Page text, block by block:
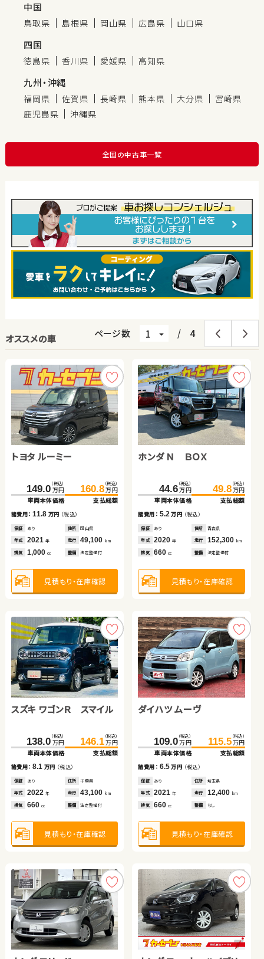
中国
鳥取県 島根県 岡山県 広島県 山口県
四国
徳島県 香川県 愛媛県 高知県
九州・沖縄
福岡県 佐賀県 長崎県 熊本県 大分県
宮崎県
鹿児島県
沖縄県
全国の中古車一覧
オススメの車 ページ数 / 4
トヨタ ルーミー
149.0 （税込）
万円
車両本体価格
160.8 （税込）
万円
支払総額
諸費用：11.8 万円 （税込）
保証 あり 住所 岡山県
年式 2021 年 走行 49,100 km
排気 1,000 cc 整備 法定整備付
見積もり・在庫確認
ホンダ Ｎ ＢＯＸ
44.6 （税込）
万円
車両本体価格
49.8 （税込）
万円
支払総額
諸費用： 5.2万円 （税込）
保証 あり 住所 青森県
年式 2020年 走行 152,300 km
排気 660cc 整備 法定整備付
見積もり・在庫確認
スズキ ワゴンＲ スマイル
138.0 （税込）
万円
車両本体価格
146.1 （税込）
万円
支払総額
諸費用：8.1 万円 （税込）
保証 あり 住所 千葉県
年式 2022 年 走行 43,100 km
排気 660 cc 整備 法定整備付
見積もり・在庫確認
ダイハツ ムーヴ
109.0 （税込）
万円
車両本体価格
115.5 （税込）
万円
支払総額
諸費用： 6.5万円 （税込）
保証 あり 住所 埼玉県
年式 2021年 走行 12,400 km
排気 660cc 整備 なし
見積もり・在庫確認
スズキ スイフト
113.0 （税込）
万円
車両本体価格
125.9 （税込）
万円
支払総額
諸費用：12.9 万円 （税込）
保証 あり 住所 岩手県
年式 2018 年 走行 15,600 km
排気 1,300 cc 整備 法定整備付
見積もり・在庫確認
スズキ スイフト
143.9 （税込）
万円
車両本体価格
154.8 （税込）
万円
支払総額
諸費用： 10.9万円（税込）
保証 あり 住所 秋田県
年式 2018年 走行 39,000km
排気 1,200 整備 法定整備付
見積もり・在庫確認
日産 エクストレイル
399.8 （税込）
万円
車両本体価格
412.1 （税込）
万円
支払総額
諸費用：12.3万円（税込）
保証 あり 住所 東京都
年式 2025 年 走行 5,000km
排気 1,500 整備 法定整備付
見積もり・在庫確認
ダイハツ タント
21.6 （税込）
万円
車両本体価格
29.8 （税込）
万円
支払総額
諸費用： 8.2万円 （税込）
保証 あり 住所 青森県
年式 2008年 走行 113,300km
排気 660cc 整備 法定整備付
見積もり・在庫確認
トヨタ ノア ハイブリッド
168.0 （税込）
万円
車両本体価格
181.0 （税込）
万円
支払総額
諸費用：13.0 万円 （税込）
保証 あり 住所 岐阜県
年式 2016 年 走行 60,600 km
排気 1,800 cc 整備 法定整備付
見積もり・在庫確認
トヨタ ノア
67.9 （税込）
万円
車両本体価格
85.3 （税込）
万円
支払総額
諸費用： 17.4万円（税込）
保証 あり 住所 埼玉県
年式 2011年 走行 72,800km
排気 2,000 整備 法定整備付
見積もり・在庫確認
トヨタ アクア
145.0 （税込）
万円
車両本体価格
154.8 （税込）
万円
支払総額
諸費用：9.8 万円 （税込）
保証 あり 住所 岡山県
年式 2019 年 走行 30,000 km
排気 1,500 整備 法定整備付
見積もり・在庫確認
スバル フォレスター
324.9 （税込）
万円
車両本体価格
329.9 （税込）
万円
支払総額
諸費用： 5.0万円 （税込）
保証 あり 住所 徳島県
年式 2023年 走行 37,500 km
排気 1,800 整備 法定整備付
見積もり・在庫確認
トヨタ アルファード ハイ
131.7 （税込）
万円
車両本体価格
145.9 （税込）
万円
支払総額
諸費用：14.2 万円 （税込）
保証 あり 住所 岩手県
年式 2012 年 走行 79,500 km
排気 2,400 cc 整備 法定整備付
見積もり・在庫確認
スズキ ジムニー
200.3 （税込）
万円
車両本体価格
209.9 （税込）
万円
支払総額
諸費用： 9.6万円 （税込）
保証 あり 住所 岩手県
年式 2018年 走行 38,300km
排気 660cc 整備 法定整備付
見積もり・在庫確認